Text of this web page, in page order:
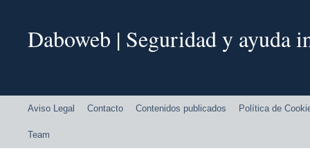
Daboweb | Seguridad y ayuda
Aviso Legal Contacto Contenidos publicados Política de
Team